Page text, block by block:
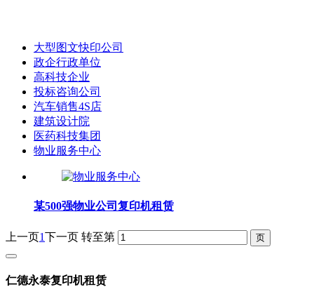
大型图文快印公司
政企行政单位
高科技企业
投标咨询公司
汽车销售4S店
建筑设计院
医药科技集团
物业服务中心
某500强物业公司复印机租赁
上一页1下一页 转至第
仁德永泰复印机租赁